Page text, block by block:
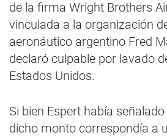
de la firma Wright Brothers
vinculada a la organización
aeronáutico argentino Fred
declaró culpable por lavado
Estados Unidos.
Si bien Espert había
dicho monto correspondía a